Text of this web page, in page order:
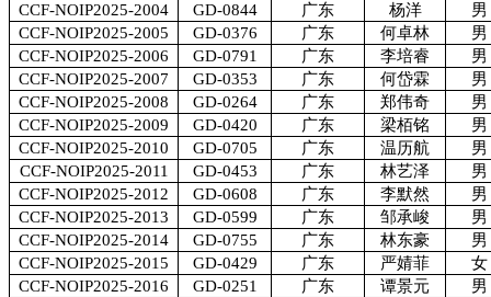
CCF-NOIP2025-2004
GD-0844 广东 杨洋
男
CCF-NOIP2025-2005
GD-0376 广东 何卓林
男
CCF-NOIP2025-2006
GD-0791 广东 李培睿
男
CCF-NOIP2025-2007
GD-0353 广东 何岱霖
男
CCF-NOIP2025-2008
GD-0264 广东 郑伟奇
男
CCF-NOIP2025-2009
GD-0420 广东 梁栢铭
男
CCF-NOIP2025-2010
GD-0705 广东 温历航
男
CCF-NOIP2025-2011
GD-0453 广东 林艺泽
男
CCF-NOIP2025-2012
GD-0608 广东 李默然
男
CCF-NOIP2025-2013
GD-0599 广东 邹承峻
男
CCF-NOIP2025-2014
GD-0755 广东 林东豪
男
CCF-NOIP2025-2015
GD-0429 广东 严婧菲
女
CCF-NOIP2025-2016
GD-0251 广东 谭景元
男